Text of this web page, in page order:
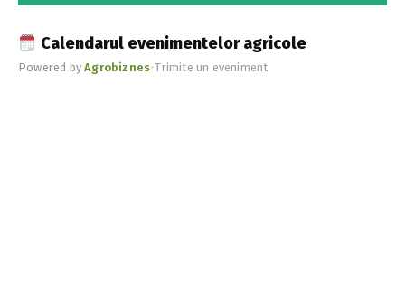
Calendarul evenimentelor agricole
Powered byAgrobiznes•Trimite un eveniment